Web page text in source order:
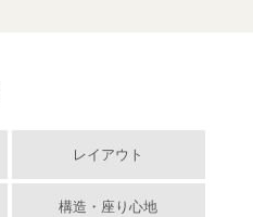
レイアウト
構造・座り心地